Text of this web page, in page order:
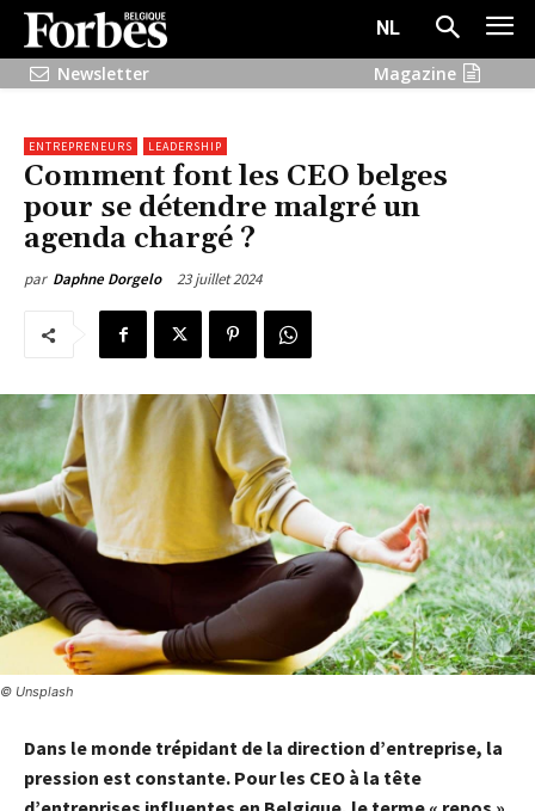
NL
Newsletter
Magazine
ENTREPRENEURS LEADERSHIP
Comment font les CEO belges
pour se détendre malgré un
agenda chargé ?
par Daphne Dorgelo 23 juillet 2024
© Unsplash
Dans le monde trépidant de la direction d’entreprise, la
pression est constante. Pour les CEO à la tête